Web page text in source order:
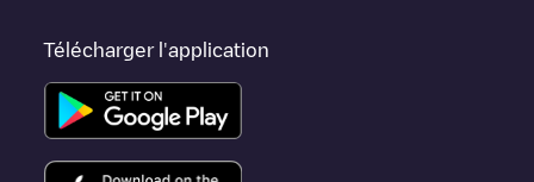
Télécharger l'application